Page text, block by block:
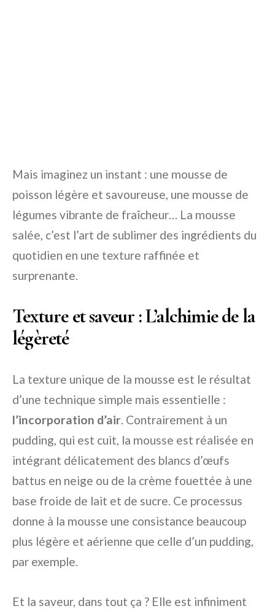
Mais imaginez un instant : une mousse de
poisson légère et savoureuse, une mousse de
légumes vibrante de fraîcheur… La mousse
salée, c’est l’art de sublimer des ingrédients du
quotidien en une texture raffinée et
surprenante.
Texture et saveur : L’alchimie de la
légèreté
La texture unique de la mousse est le résultat
d’une technique simple mais essentielle :
l’incorporation d’air. Contrairement à un
pudding, qui est cuit, la mousse est réalisée en
intégrant délicatement des blancs d’œufs
battus en neige ou de la crème fouettée à une
base froide de lait et de sucre. Ce processus
donne à la mousse une consistance beaucoup
plus légère et aérienne que celle d’un pudding,
par exemple.
Et la saveur, dans tout ça ? Elle est infiniment